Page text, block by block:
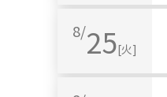
8/25[火]